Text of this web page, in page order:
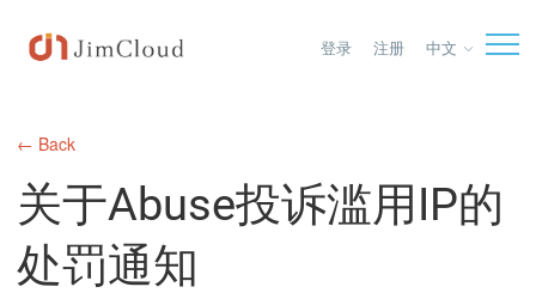
登录 注册 中文
← Back
关于Abuse投诉滥用IP的
处罚通知